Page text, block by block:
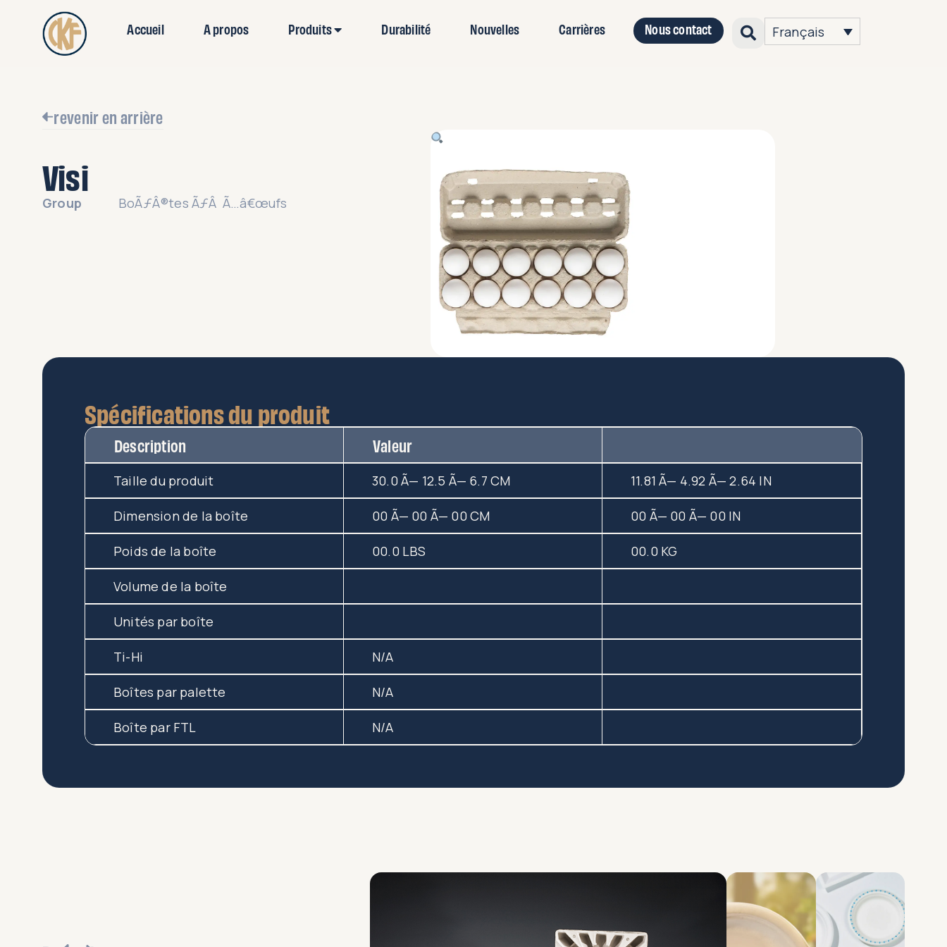
Accueil A propos Produits Durabilité Nouvelles Carrières Nous contact Français
revenir en arrière
Visi
Group BoÃƒÂ®tes ÃƒÂ Ã…â€œufs
Spécifications du produit
Description Valeur
Taille du produit 30.0 Ã— 12.5 Ã— 6.7 CM 11.81 Ã— 4.92 Ã— 2.64 IN
Dimension de la boîte 00 Ã— 00 Ã— 00 CM 00 Ã— 00 Ã— 00 IN
Poids de la boîte 00.0 LBS 00.0 KG
Volume de la boîte
Unités par boîte
Ti-Hi N/A
Boîtes par palette N/A
Boîte par FTL N/A